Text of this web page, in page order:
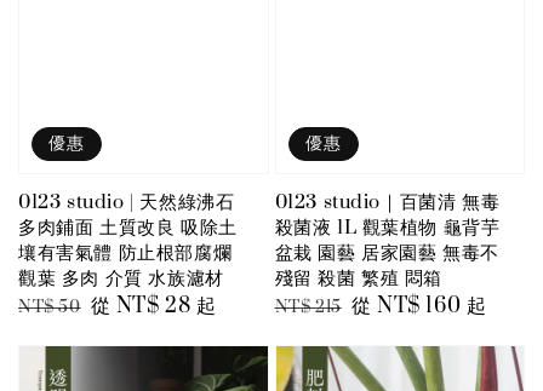
優惠
0123 studio | 天然綠沸石
多肉鋪面 土質改良 吸除土
壤有害氣體 防止根部腐爛
觀葉 多肉 介質 水族濾材
Regular
NT$ 50 Sale
從 NT$ 28 起
優惠
0123 studio｜百菌清 無毒
殺菌液 1L 觀葉植物 龜背芋
盆栽 園藝 居家園藝 無毒不
殘留 殺菌 繁殖 悶箱
Regular
NT$ 215 Sale
從 NT$ 160 起